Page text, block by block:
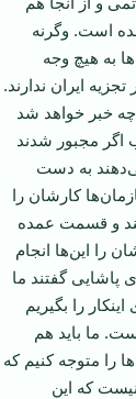
است. وگرنه
به هیچ وجه
ایران ندارند.
چه خبر خواهد شد
اگر مجبور شدند
به دست
کارشان را
و قسمت عمده
را این‌ها انجام
پاشایی گفتند ما
اینکار را بگیریم
ما باید هم
را متوجه کنیم که
که این